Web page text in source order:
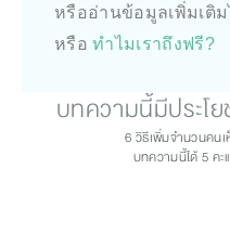
หรืออ่านข้อมูลเพิ่มเติ
หรือทำไมเราถึงฟรี?
บทความนี้มีประโ
6 วิธีเพิ่มจำนวนคนเ
บทความนี้ได้ 5 ค